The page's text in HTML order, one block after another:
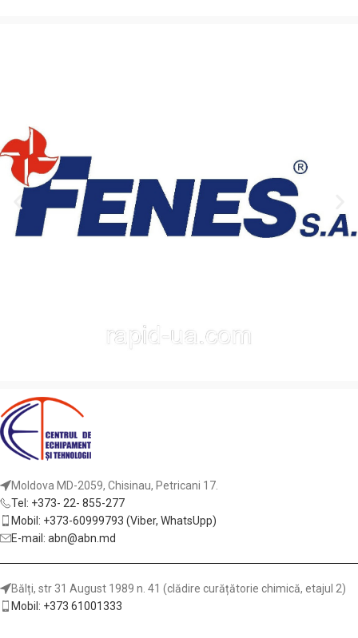
Moldova MD-2059, Chisinau, Petricani 17.
Tel: +373- 22- 855-277
Mobil: +373-60999793 (Viber, WhatsUpp)
E-mail: abn@abn.md
Bălți, str 31 August 1989 n. 41 (clădire curățătorie chimică, etajul 2)
Mobil: +373 61001333